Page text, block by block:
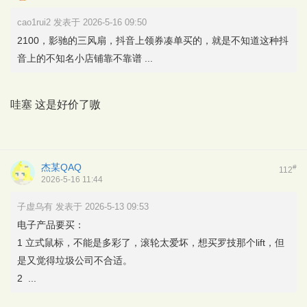
cao1rui2 发表于 2026-5-16 09:50
2100，影驰的三风扇，抖音上领券凑单买的，就是不知道这种抖
音上的不知名小店铺靠不靠谱 ...
哇塞 这是好价了嗷
112#
杰某QAQ
2026-5-16 11:44
子虚乌有 发表于 2026-5-13 09:53
电子产品要买：
1 立式鼠标，不能是多彩了，滚轮太爱坏，想买罗技那个lift，但
是又觉得垃圾公司不合适。
2 ...